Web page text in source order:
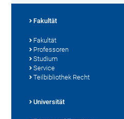
Fakultät
Fakultät
Professoren
Studium
Service
Teilbibliothek Recht
Universität